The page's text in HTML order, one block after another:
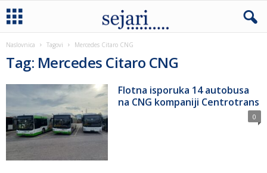
Naslovnica Tagovi Mercedes Citaro CNG
Tag: Mercedes Citaro CNG
Flotna isporuka 14 autobusa
na CNG kompaniji Centrotrans
0